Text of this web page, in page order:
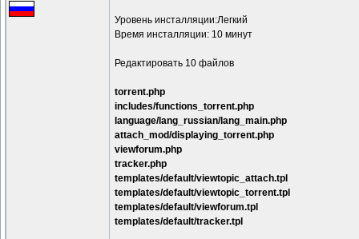
Уровень инсталляции:Легкий
Время инсталляции: 10 минут
Редактировать 10 файлов
torrent.php
includes/functions_torrent.php
language/lang_russian/lang_main.php
attach_mod/displaying_torrent.php
viewforum.php
tracker.php
templates/default/viewtopic_attach.tpl
templates/default/viewtopic_torrent.tpl
templates/default/viewforum.tpl
templates/default/tracker.tpl